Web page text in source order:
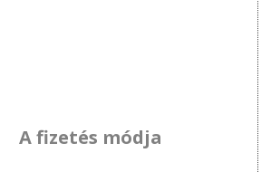
A fizetés módja